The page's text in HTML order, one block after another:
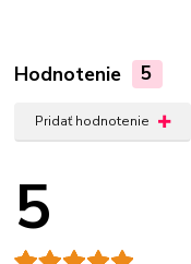
Hodnotenie 5
Pridať hodnotenie
5